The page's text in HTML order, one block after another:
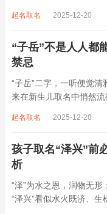
穿错衣履，徒增不适。细
起名取名 2025-12-20
“子岳”不是人人都
禁忌
“子岳”二字，一听便觉
来在新生儿取名中悄然流
实藏水土相战、金气暗耗
起名取名 2025-12-20
孩子取名“泽兴”前
析
“泽”为水之恩，润物无形
“泽兴”看似水火既济、生